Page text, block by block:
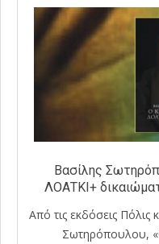
Βασίλης
ΛΟΑΤΚΙ+
Από τις εκδόσεις
Σωτηρόπουλου,